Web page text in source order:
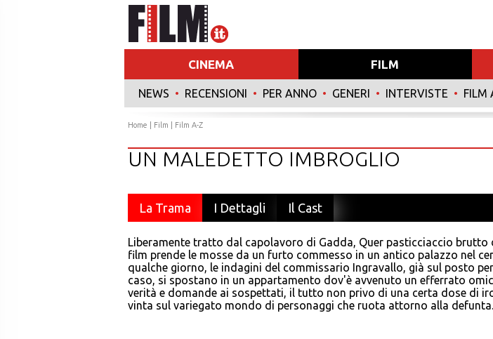
CINEMA FILM
NEWS • RECENSIONI • PER ANNO • GENERI • INTERVISTE • FILM
Home Film Film A-Z
UN MALEDETTO IMBROGLIO
La Trama I Dettagli Il Cast
Liberamente tratto dal capolavoro di Gadda, Quer pasticciaccio brutto
film prende le mosse da un furto commesso in un antico palazzo nel
qualche giorno, le indagini del commissario Ingravallo, già sul posto
caso, si spostano in un appartamento dov'è avvenuto un efferrato
verità e domande ai sospettati, il tutto non privo di una certa dose di
vinta sul variegato mondo di personaggi che ruota attorno alla defunta.